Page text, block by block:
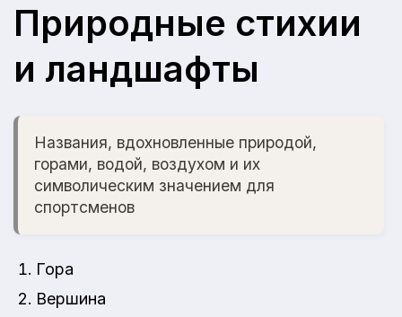
Природные стихии
и ландшафты
Названия, вдохновленные природой,
горами, водой, воздухом и их
символическим значением для
спортсменов
Гора
Вершина